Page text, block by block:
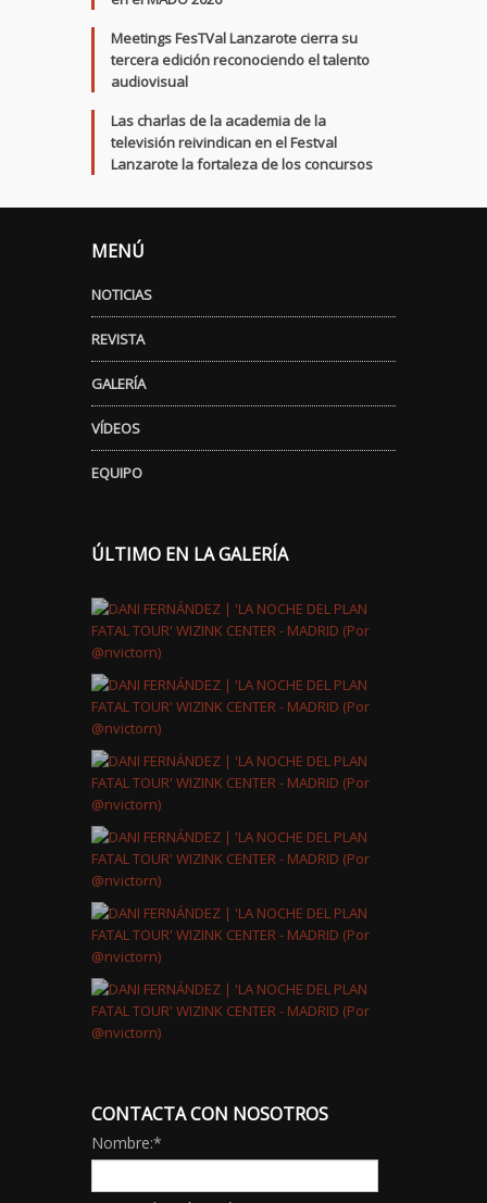
Meetings FesTVal Lanzarote cierra su
tercera edición reconociendo el talento
audiovisual
Las charlas de la academia de la
televisión reivindican en el Festval
Lanzarote la fortaleza de los concursos
MENÚ
NOTICIAS
REVISTA
GALERÍA
VÍDEOS
EQUIPO
ÚLTIMO EN LA GALERÍA
CONTACTA CON NOSOTROS
Nombre:*